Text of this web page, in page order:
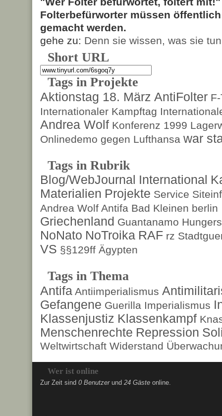
Folterbefürworter müssen
gemacht werden.
gehe zu: Denn sie wissen, was sie tun
Short URL
Tags in Projekte
Aktionstag 18. März AntiFolter
Internationaler Kampftag
Andrea Wolf Konferenz 1999
Onlinedemo gegen Lufthansa war
Tags in Rubrik
Blog/WebJournal International
Materialien Projekte Service
Andrea Wolf Antifa Bad Kleinen berlin
Griechenland Guantanamo
NoNato NoTroika RAF rz
VS §§129ff Ägypten
Tags in Thema
Antifa Antiimperialismus
Gefangene Guerilla Imperialismus
Klassenjustiz Klassenkampf
Menschenrechte Repression
Weltwirtschaft Widerstand
Wer ist online
Zur Zeit sind 0 Benutzerund 24 Gäste online.